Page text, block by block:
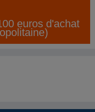
euros d'achat